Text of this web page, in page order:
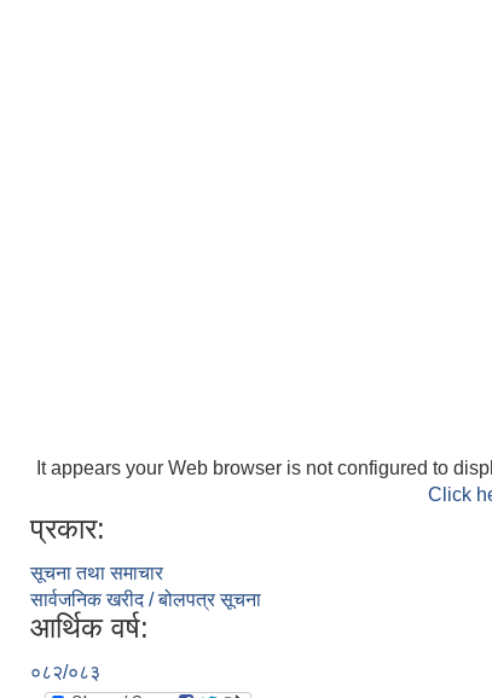
It appears your Web browser is not configured to
Click
प्रकार:
सूचना तथा समाचार
सार्वजनिक खरीद / बोलपत्र सूचना
आर्थिक वर्ष:
०८२/०८३